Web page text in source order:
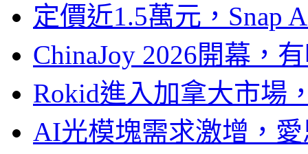
定價近1.5萬元，Snap
ChinaJoy 2026開幕，
Rokid進入加拿大市場
AI光模塊需求激增，